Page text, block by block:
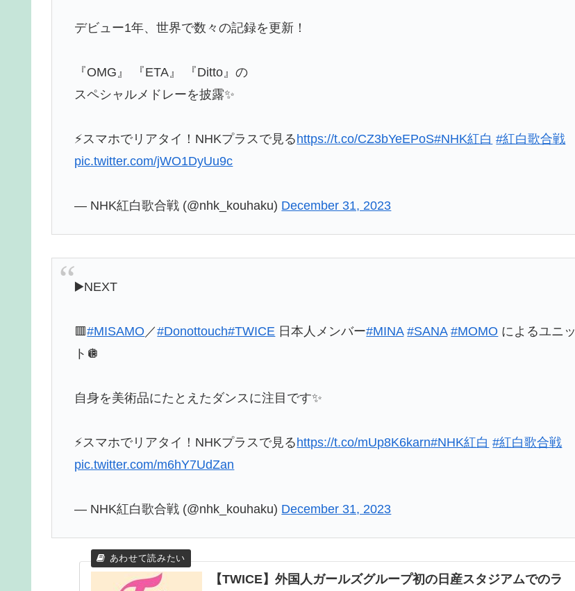
デビュー1年、世界で数々の記録を更新！
『OMG』 『ETA』 『Ditto』の
スペシャルメドレーを披露✨
⚡スマホでリアタイ！NHKプラスで見るhttps://t.co/CZ3bYeEPoS#NHK紅白 #紅白歌合戦
pic.twitter.com/jWO1DyUu9c
— NHK紅白歌合戦 (@nhk_kouhaku) December 31, 2023
▶️NEXT
🟥#MISAMO ／#Donottouch#TWICE 日本人メンバー#MINA #SANA #MOMO によるユニッ
ト🪩
自身を美術品にたとえたダンスに注目です✨
⚡スマホでリアタイ！NHKプラスで見るhttps://t.co/mUp8K6karn#NHK紅白 #紅白歌合戦
pic.twitter.com/m6hY7UdZan
— NHK紅白歌合戦 (@nhk_kouhaku) December 31, 2023
【TWICE】外国人ガールズグループ初の日産スタジアムでのラ